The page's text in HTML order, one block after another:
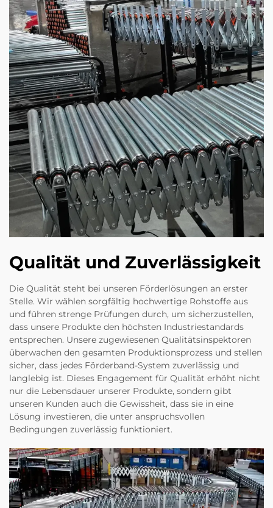
Qualität und Zuverlässigkeit
Die Qualität steht bei unseren Förderlösungen an erster
Stelle. Wir wählen sorgfältig hochwertige Rohstoffe aus
und führen strenge Prüfungen durch, um sicherzustellen,
dass unsere Produkte den höchsten Industriestandards
entsprechen. Unsere zugewiesenen Qualitätsinspektoren
überwachen den gesamten Produktionsprozess und stellen
sicher, dass jedes Förderband-System zuverlässig und
langlebig ist. Dieses Engagement für Qualität erhöht nicht
nur die Lebensdauer unserer Produkte, sondern gibt
unseren Kunden auch die Gewissheit, dass sie in eine
Lösung investieren, die unter anspruchsvollen
Bedingungen zuverlässig funktioniert.